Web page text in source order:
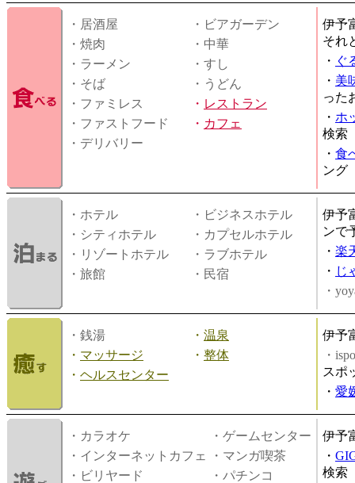
・居酒屋
・ビアガーデン
・焼肉
・中華
・ラーメン
・すし
・そば
・うどん
・ファミレス
・ レストラン
・ファストフード
・ カフェ
・デリバリー
伊予
それ
・ ぐ
・ 美
った
・ ホ
検索
・ 食
ング
・ホテル
・ビジネスホテル
・シティホテル
・カプセルホテル
・リゾートホテル
・ラブホテル
・旅館
・民宿
伊予
ンで
・ 楽
・ じ
・
・銭湯 ・ 温泉
・ マッサージ ・ 整体
・ ヘルスセンター
伊予
・
スポ
・ 愛
・カラオケ
・ゲームセンター
・インターネットカフェ
・マンガ喫茶
・ビリヤード
・パチンコ
伊予
・
検索